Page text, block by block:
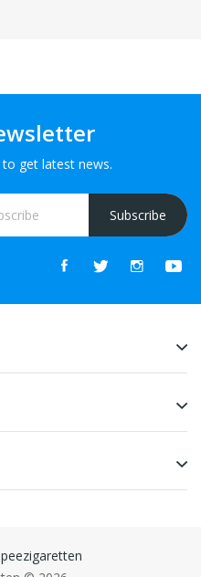
get latest news.
Subscribe